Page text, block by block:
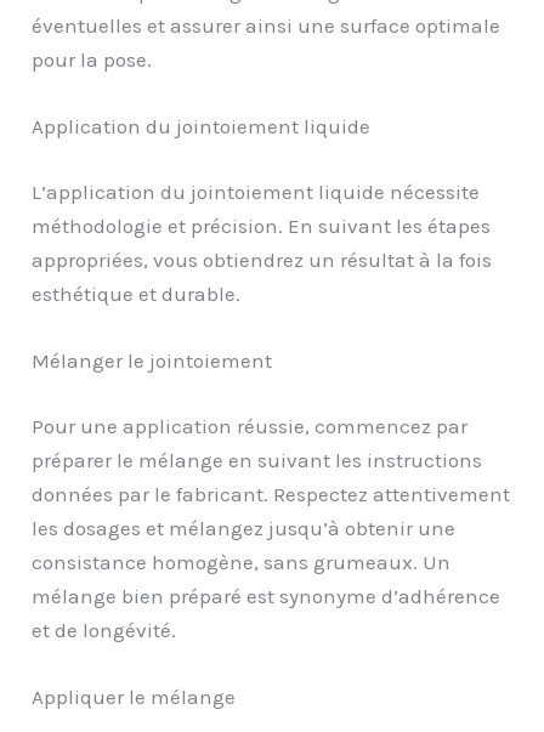
éventuelles et assurer ainsi une surface optimale
pour la pose.
Application du jointoiement liquide
L’application du jointoiement liquide nécessite
méthodologie et précision. En suivant les étapes
appropriées, vous obtiendrez un résultat à la fois
esthétique et durable.
Mélanger le jointoiement
Pour une application réussie, commencez par
préparer le mélange en suivant les instructions
données par le fabricant. Respectez attentivement
les dosages et mélangez jusqu’à obtenir une
consistance homogène, sans grumeaux. Un
mélange bien préparé est synonyme d’adhérence
et de longévité.
Appliquer le mélange